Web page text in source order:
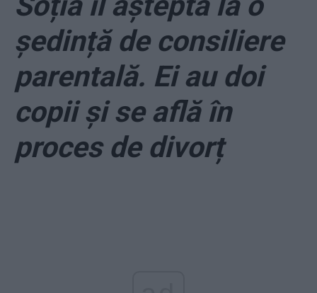
ședință de consiliere
parentală. Ei au doi
copii și se află în
proces de divorț